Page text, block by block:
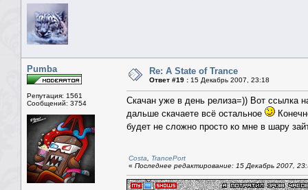
Pumba
Репутация: 1561
Сообщений: 3754
Re: A State of Trance
Ответ #19 : 15 Декабрь 2007, 23:18
Скачан уже в день релиза=)) Вот ссылка
дальше скачаете всё остальное
будет не сложно просто ко мне в шару
Costa, TrancePort
« Последнее редактирование: 15 Декабрь 2007,